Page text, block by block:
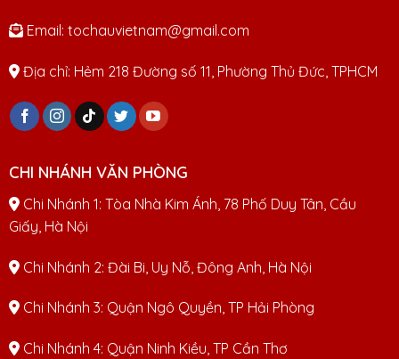
Email: tochauvietnam@gmail.com
Địa chỉ: Hẻm 218 Đường số 11, Phường Thủ Đức, TPHCM
CHI NHÁNH VĂN PHÒNG
Chi Nhánh 1: Tòa Nhà Kim Ánh, 78 Phố Duy Tân, Cầu
Giấy, Hà Nội
Chi Nhánh 2: Đài Bi, Uy Nỗ, Đông Anh, Hà Nội
Chi Nhánh 3: Quận Ngô Quyền, TP Hải Phòng
Chi Nhánh 4: Quận Ninh Kiều, TP Cần Thơ